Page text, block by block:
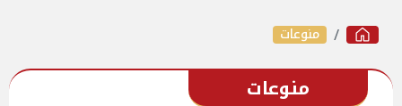
منوعات
منوعات